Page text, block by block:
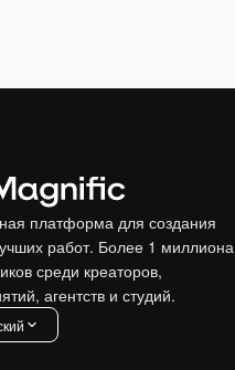
платформа для создания
работ. Более 1 миллиона
среди креаторов,
агентств и студий.